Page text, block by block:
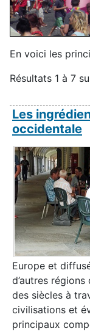
En voici les
Résultats 1 à 7
Les
occidentale
Europe et
d’autres
des siècles à
civilisations et
principaux